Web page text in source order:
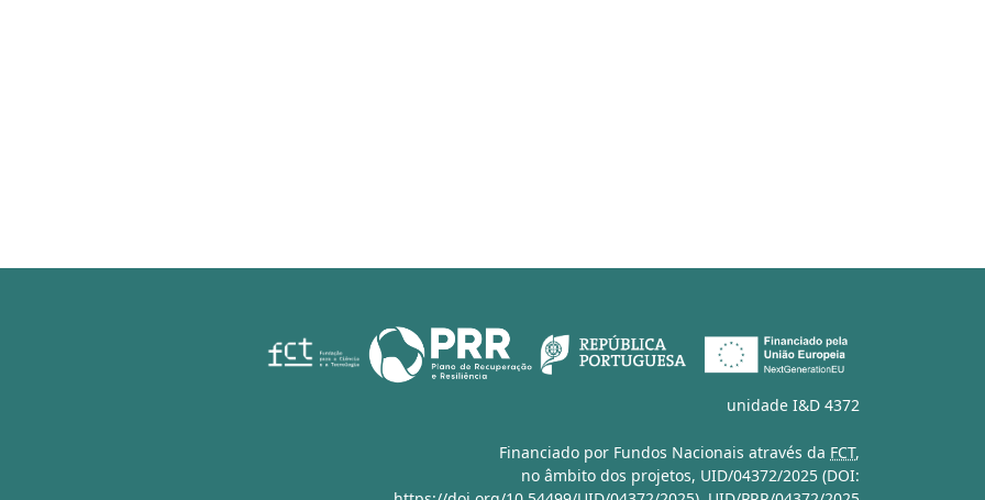
unidade I&D 4372
Financiado por Fundos Nacionais através da FCT,
no âmbito dos projetos, UID/04372/2025 (DOI: